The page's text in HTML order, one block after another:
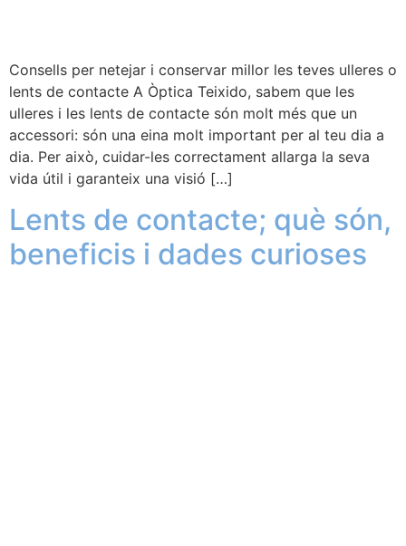
Consells per netejar i conservar millor les teves ulleres o
lents de contacte A Òptica Teixido, sabem que les
ulleres i les lents de contacte són molt més que un
accessori: són una eina molt important per al teu dia a
dia. Per això, cuidar-les correctament allarga la seva
vida útil i garanteix una visió […]
Lents de contacte; què són,
beneficis i dades curioses